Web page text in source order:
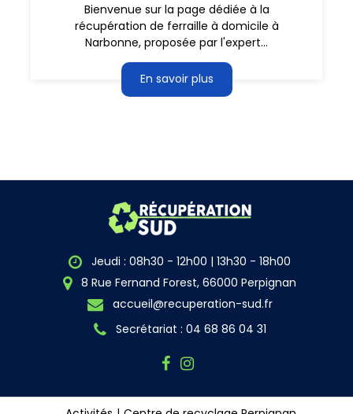
Bienvenue sur la page dédiée à la
récupération de ferraille à domicile à
Narbonne, proposée par l'expert...
En savoir plus
Jeudi : 08h30 - 12h00 | 13h30 - 18h00
8 Rue Fernand Forest, 66000 Perpignan
accueil@recuperation-sud.fr
Secrétariat : 04 68 86 04 31